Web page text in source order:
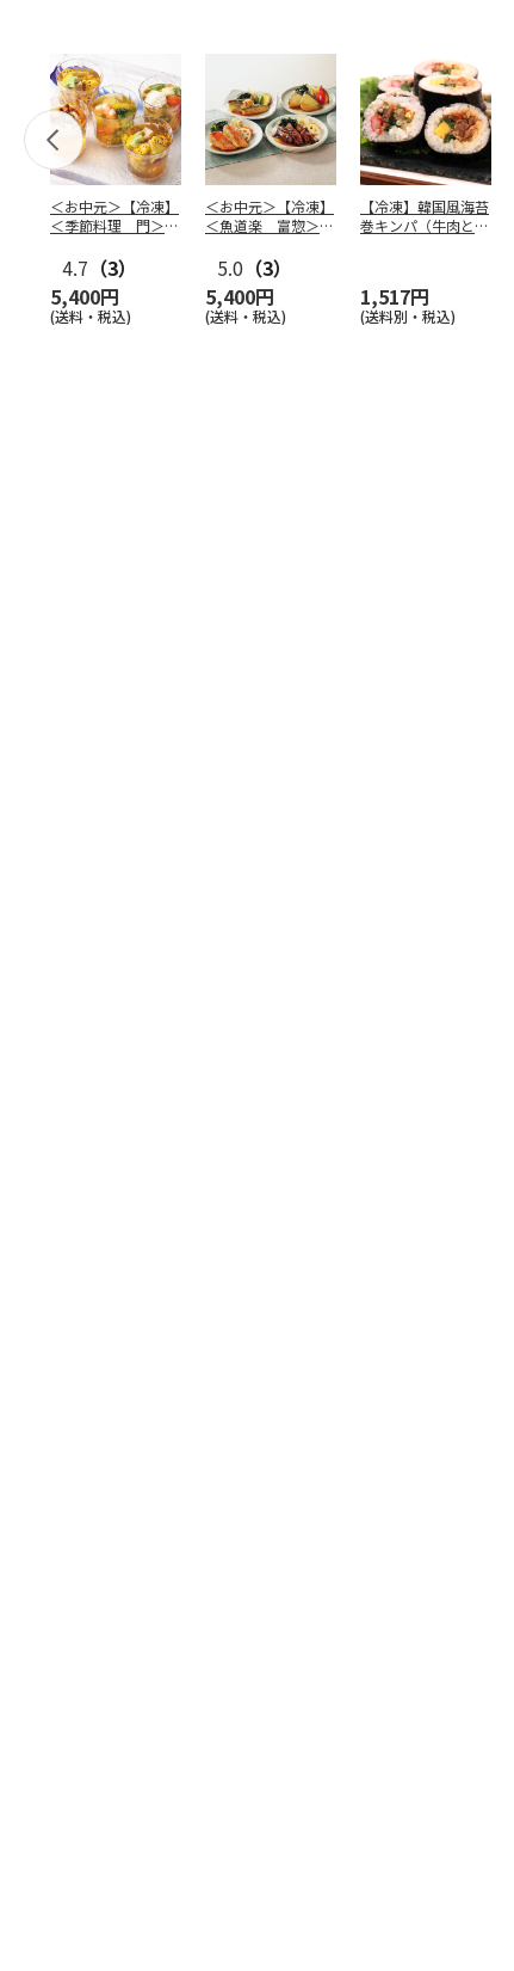
＜お中元＞【冷凍】
＜季節料理 門＞京
4.7 （3）
5,400円
(送料・税込)
＜お中元＞【冷凍】
＜魚道楽 富惣＞レ
煮魚…
5.0 （3）
5,400円
(送料・税込)
【冷凍】韓国風海苔
巻キンパ（牛肉と野
1,517円
(送料別・税込)